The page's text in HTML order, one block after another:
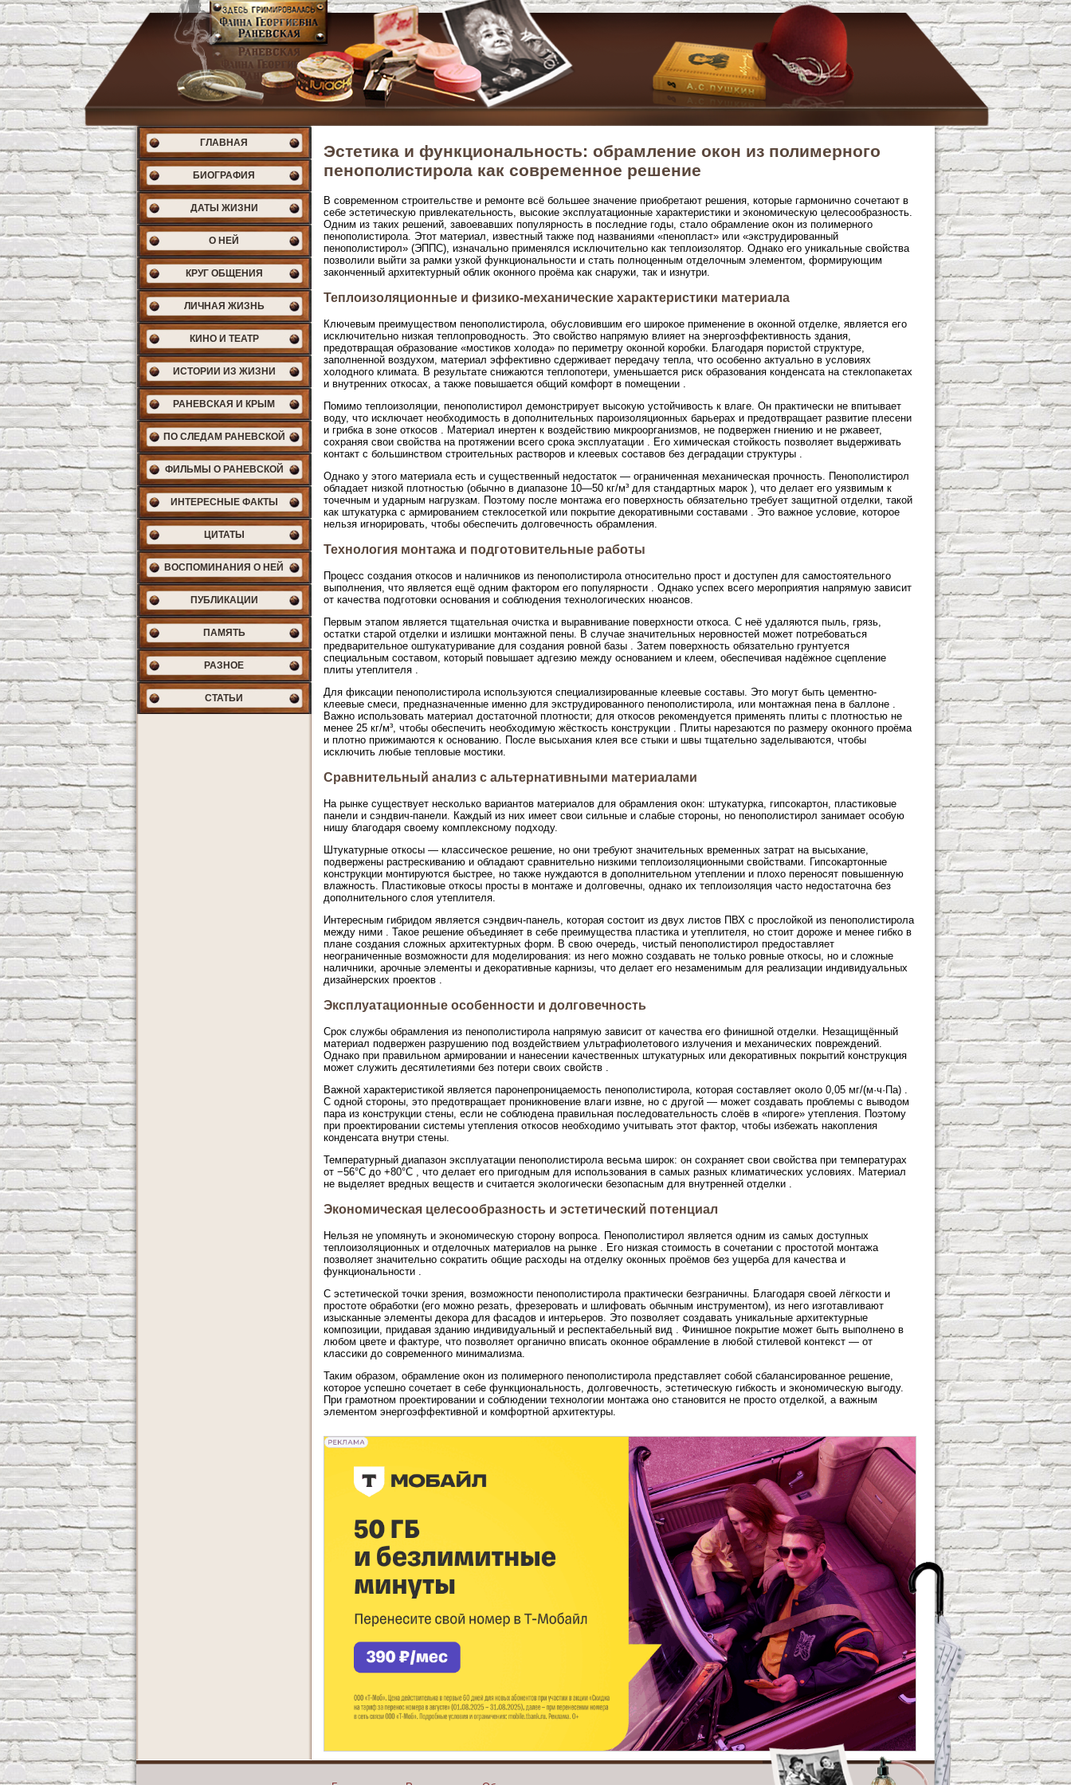
ГЛАВНАЯ
БИОГРАФИЯ
ДАТЫ ЖИЗНИ
О НЕЙ
КРУГ ОБЩЕНИЯ
ЛИЧНАЯ ЖИЗНЬ
КИНО И ТЕАТР
ИСТОРИИ ИЗ ЖИЗНИ
РАНЕВСКАЯ И КРЫМ
ПО СЛЕДАМ РАНЕВСКОЙ
ФИЛЬМЫ О РАНЕВСКОЙ
ИНТЕРЕСНЫЕ ФАКТЫ
ЦИТАТЫ
ВОСПОМИНАНИЯ О НЕЙ
ПУБЛИКАЦИИ
ПАМЯТЬ
РАЗНОЕ
СТАТЬИ
Эстетика и функциональность: обрамление окон из полимерного
пенополистирола как современное решение
В современном строительстве и ремонте всё большее значение приобретают решения, которые гармонично сочетают в
себе эстетическую привлекательность, высокие эксплуатационные характеристики и экономическую целесообразность.
Одним из таких решений, завоевавших популярность в последние годы, стало обрамление окон из полимерного
пенополистирола. Этот материал, известный также под названиями «пенопласт» или «экструдированный
пенополистирол» (ЭППС), изначально применялся исключительно как теплоизолятор. Однако его уникальные свойства
позволили выйти за рамки узкой функциональности и стать полноценным отделочным элементом, формирующим
законченный архитектурный облик оконного проёма как снаружи, так и изнутри.
Теплоизоляционные и физико-механические характеристики материала
Ключевым преимуществом пенополистирола, обусловившим его широкое применение в оконной отделке, является его
исключительно низкая теплопроводность. Это свойство напрямую влияет на энергоэффективность здания,
предотвращая образование «мостиков холода» по периметру оконной коробки. Благодаря пористой структуре,
заполненной воздухом, материал эффективно сдерживает передачу тепла, что особенно актуально в условиях
холодного климата. В результате снижаются теплопотери, уменьшается риск образования конденсата на стеклопакетах
и внутренних откосах, а также повышается общий комфорт в помещении .
Помимо теплоизоляции, пенополистирол демонстрирует высокую устойчивость к влаге. Он практически не впитывает
воду, что исключает необходимость в дополнительных пароизоляционных барьерах и предотвращает развитие плесени
и грибка в зоне откосов . Материал инертен к воздействию микроорганизмов, не подвержен гниению и не ржавеет,
сохраняя свои свойства на протяжении всего срока эксплуатации . Его химическая стойкость позволяет выдерживать
контакт с большинством строительных растворов и клеевых составов без деградации структуры .
Однако у этого материала есть и существенный недостаток — ограниченная механическая прочность. Пенополистирол
обладает низкой плотностью (обычно в диапазоне 10—50 кг/м³ для стандартных марок ), что делает его уязвимым к
точечным и ударным нагрузкам. Поэтому после монтажа его поверхность обязательно требует защитной отделки, такой
как штукатурка с армированием стеклосеткой или покрытие декоративными составами . Это важное условие, которое
нельзя игнорировать, чтобы обеспечить долговечность обрамления.
Технология монтажа и подготовительные работы
Процесс создания откосов и наличников из пенополистирола относительно прост и доступен для самостоятельного
выполнения, что является ещё одним фактором его популярности . Однако успех всего мероприятия напрямую зависит
от качества подготовки основания и соблюдения технологических нюансов.
Первым этапом является тщательная очистка и выравнивание поверхности откоса. С неё удаляются пыль, грязь,
остатки старой отделки и излишки монтажной пены. В случае значительных неровностей может потребоваться
предварительное оштукатуривание для создания ровной базы . Затем поверхность обязательно грунтуется
специальным составом, который повышает адгезию между основанием и клеем, обеспечивая надёжное сцепление
плиты утеплителя .
Для фиксации пенополистирола используются специализированные клеевые составы. Это могут быть цементно-
клеевые смеси, предназначенные именно для экструдированного пенополистирола, или монтажная пена в баллоне .
Важно использовать материал достаточной плотности; для откосов рекомендуется применять плиты с плотностью не
менее 25 кг/м³, чтобы обеспечить необходимую жёсткость конструкции . Плиты нарезаются по размеру оконного проёма
и плотно прижимаются к основанию. После высыхания клея все стыки и швы тщательно заделываются, чтобы
исключить любые тепловые мостики.
Сравнительный анализ с альтернативными материалами
На рынке существует несколько вариантов материалов для обрамления окон: штукатурка, гипсокартон, пластиковые
панели и сэндвич-панели. Каждый из них имеет свои сильные и слабые стороны, но пенополистирол занимает особую
нишу благодаря своему комплексному подходу.
Штукатурные откосы — классическое решение, но они требуют значительных временных затрат на высыхание,
подвержены растрескиванию и обладают сравнительно низкими теплоизоляционными свойствами. Гипсокартонные
конструкции монтируются быстрее, но также нуждаются в дополнительном утеплении и плохо переносят повышенную
влажность. Пластиковые откосы просты в монтаже и долговечны, однако их теплоизоляция часто недостаточна без
дополнительного слоя утеплителя.
Интересным гибридом является сэндвич-панель, которая состоит из двух листов ПВХ с прослойкой из пенополистирола
между ними . Такое решение объединяет в себе преимущества пластика и утеплителя, но стоит дороже и менее гибко в
плане создания сложных архитектурных форм. В свою очередь, чистый пенополистирол предоставляет
неограниченные возможности для моделирования: из него можно создавать не только ровные откосы, но и сложные
наличники, арочные элементы и декоративные карнизы, что делает его незаменимым для реализации индивидуальных
дизайнерских проектов .
Эксплуатационные особенности и долговечность
Срок службы обрамления из пенополистирола напрямую зависит от качества его финишной отделки. Незащищённый
материал подвержен разрушению под воздействием ультрафиолетового излучения и механических повреждений.
Однако при правильном армировании и нанесении качественных штукатурных или декоративных покрытий конструкция
может служить десятилетиями без потери своих свойств .
Важной характеристикой является паронепроницаемость пенополистирола, которая составляет около 0,05 мг/(м·ч·Па) .
С одной стороны, это предотвращает проникновение влаги извне, но с другой — может создавать проблемы с выводом
пара из конструкции стены, если не соблюдена правильная последовательность слоёв в «пироге» утепления. Поэтому
при проектировании системы утепления откосов необходимо учитывать этот фактор, чтобы избежать накопления
конденсата внутри стены.
Температурный диапазон эксплуатации пенополистирола весьма широк: он сохраняет свои свойства при температурах
от −56°C до +80°C , что делает его пригодным для использования в самых разных климатических условиях. Материал
не выделяет вредных веществ и считается экологически безопасным для внутренней отделки .
Экономическая целесообразность и эстетический потенциал
Нельзя не упомянуть и экономическую сторону вопроса. Пенополистирол является одним из самых доступных
теплоизоляционных и отделочных материалов на рынке . Его низкая стоимость в сочетании с простотой монтажа
позволяет значительно сократить общие расходы на отделку оконных проёмов без ущерба для качества и
функциональности .
С эстетической точки зрения, возможности пенополистирола практически безграничны. Благодаря своей лёгкости и
простоте обработки (его можно резать, фрезеровать и шлифовать обычным инструментом), из него изготавливают
изысканные элементы декора для фасадов и интерьеров. Это позволяет создавать уникальные архитектурные
композиции, придавая зданию индивидуальный и респектабельный вид . Финишное покрытие может быть выполнено в
любом цвете и фактуре, что позволяет органично вписать оконное обрамление в любой стилевой контекст — от
классики до современного минимализма.
Таким образом, обрамление окон из полимерного пенополистирола представляет собой сбалансированное решение,
которое успешно сочетает в себе функциональность, долговечность, эстетическую гибкость и экономическую выгоду.
При грамотном проектировании и соблюдении технологии монтажа оно становится не просто отделкой, а важным
элементом энергоэффективной и комфортной архитектуры.